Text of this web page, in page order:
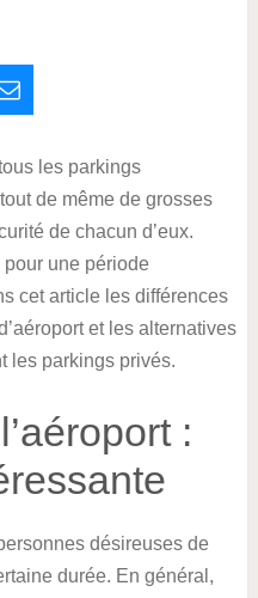
les parkings
de même de grosses
de chacun d’eux.
une période
cet article les différences
et les alternatives
les parkings privés.
:
désireuses de
durée. En général,